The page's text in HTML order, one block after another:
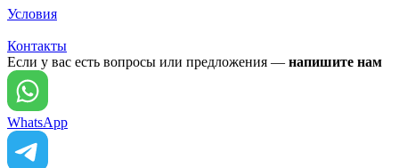
Условия
Контакты
Если у вас есть вопросы или предложения — напишите нам
WhatsApp